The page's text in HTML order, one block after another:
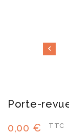

Porte-
0,00 €
TTC